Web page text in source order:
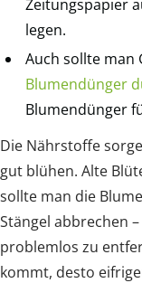
Zeitungspapier
legen.
Auch sollte man
Blumendünger
Blumendünger
Die Nährstoffe
gut blühen. Alte
sollte man die
Stängel abbrechen
problemlos zu
kommt, desto